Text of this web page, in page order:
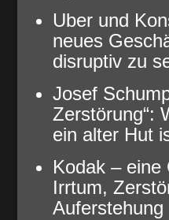
Uber und
neues
disruptiv zu
Josef
Zerstörung“:
ein alter Hut
Kodak – eine
Irrtum,
Auferstehung